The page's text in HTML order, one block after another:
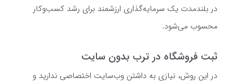
در بلندمدت یک سرمایه‌گذاری ارزشمند برای رشد کسب‌وکار
محسوب می‌شود.
ثبت فروشگاه در ترب بدون سایت
در این روش، نیازی به داشتن وب‌سایت اختصاصی ندارید و